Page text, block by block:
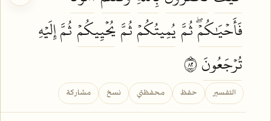
فَأَحۡيَٰكُمۡۖثُمَّ يُمِيتُكُمۡثُمَّيُحۡيِيكُمۡ ثُمَّ إِلَيۡهِ
تُرۡجَعُونَ
التفسير حفظ محفظتي نسخ مشاركة